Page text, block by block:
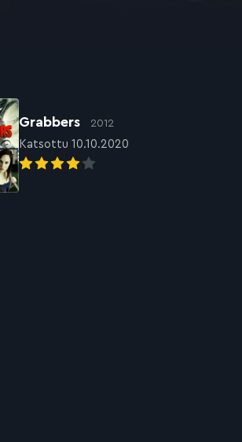
Grabbers 2012
Katsottu 10.10.2020